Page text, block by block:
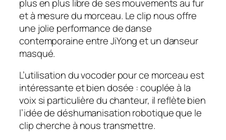
plus en plus libre de ses mouvements au fur
et à mesure du morceau. Le clip nous offre
une jolie performance de danse
contemporaine entre JiYong et un danseur
masqué.
L’utilisation duvocoderpour ce morceau est
intéressante et bien dosée : couplée à la
voix si particulière du chanteur, il reflète bien
l’idée de déshumanisation robotique que le
clip cherche à nous transmettre.